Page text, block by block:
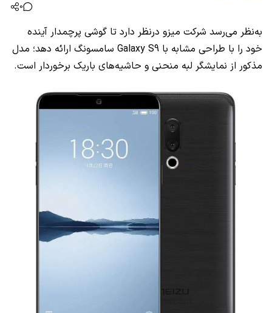
0
به‌نظر می‌رسد شرکت میزو درنظر دارد تا گوشی پرچمدار آینده
خود را با طراحی مشابه با Galaxy S9 سامسونگ ارائه دهد؛ مدل
مذکور از نمایشگر لبه منحنی و حاشیه‌های باریک برخوردار است.